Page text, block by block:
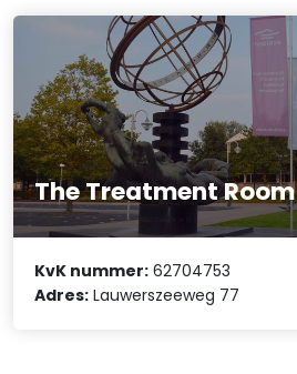
The Treatment Room
KvK nummer: 62704753
Adres: Lauwerszeeweg 77